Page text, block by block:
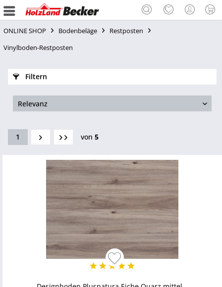
ONLINE SHOP Bodenbeläge
Restposten
Vinylboden-Restposten
Filtern
1 von 5